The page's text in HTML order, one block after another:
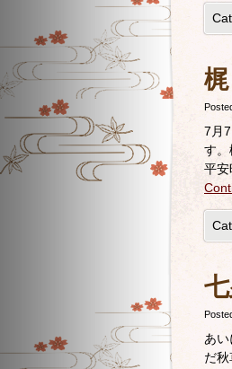
7月
す。
平安
あ
だ